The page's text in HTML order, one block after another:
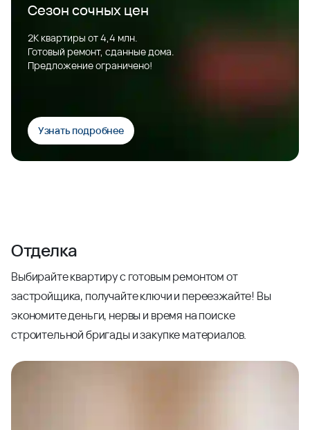
Сезон сочных цен
2К квартиры от 4,4 млн.
Готовый ремонт, сданные дома.
Предложение ограничено!
Узнать подробнее
Отделка
Выбирайте квартиру с готовым ремонтом от
застройщика, получайте ключи и переезжайте! Вы
экономите деньги, нервы и время на поиске
строительной бригады и закупке материалов.